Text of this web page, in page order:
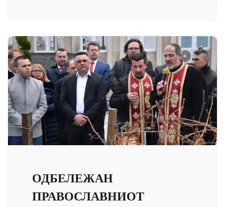
ОДБЕЛЕЖАН
ПРАВОСЛАВНИОТ